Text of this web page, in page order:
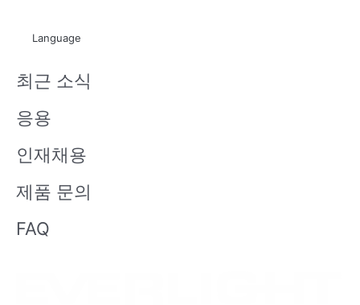
u
e
i
n
Language
최근 소식
응용
인재채용
제품 문의
FAQ